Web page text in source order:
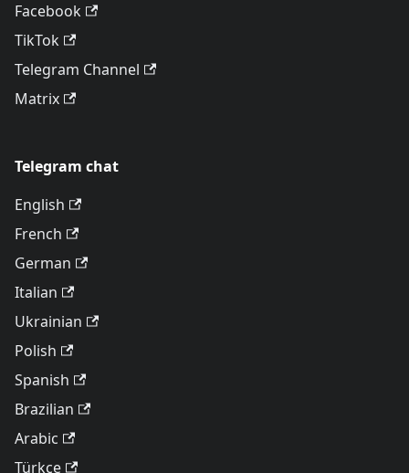
Facebook
TikTok
Telegram Channel
Matrix
Telegram chat
English
French
German
Italian
Ukrainian
Polish
Spanish
Brazilian
Arabic
Türkçe